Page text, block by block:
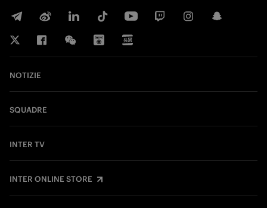
NOTIZIE
SQUADRE
INTER TV
INTER ONLINE STORE